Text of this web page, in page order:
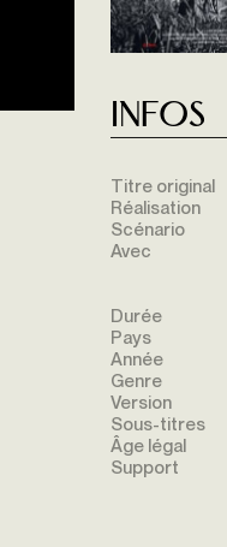
Infos
Titre original
Réalisation
Scénario
Avec
Durée
Pays
Année
Genre
Version
Sous-titres
Âge légal
Support